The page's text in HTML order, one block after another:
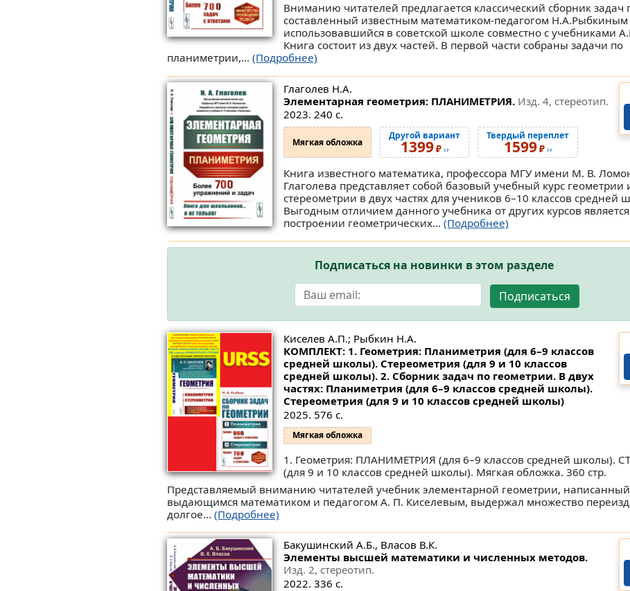
Вниманию читателей предлагается классический сборник задач
составленный известным математиком-педагогом
использовавшийся в советской школе совместно с учебниками
Книга состоит из двух частей. В первой части собраны задачи по
планиметрии,... (Подробнее)
Глаголев Н.А.
Элементарная геометрия: ПЛАНИМЕТРИЯ. Изд. 4, стереотип.
2023. 240 с.
Мягкая обложка
Другой вариант
1399₽››
Твердый переплет
1599₽››
Книга известного математика, профессора МГУ имени М. В.
Глаголева представляет собой базовый учебный курс геометрии
стереометрии в двух частях для учеников 6–10 классов средней
Выгодным отличием данного учебника от других курсов
построении геометрических... (Подробнее)
Подписаться на новинки в этом разделе
Подписаться
Киселев А.П.; Рыбкин Н.А.
КОМПЛЕКТ: 1. Геометрия: Планиметрия (для 6–9 классов
средней школы). Стереометрия (для 9 и 10 классов
средней школы). 2. Сборник задач по геометрии. В двух
частях: Планиметрия (для 6–9 классов средней школы).
Стереометрия (для 9 и 10 классов средней школы)
2025. 576 с.
Мягкая обложка
1. Геометрия: ПЛАНИМЕТРИЯ (для 6–9 классов средней школы).
(для 9 и 10 классов средней школы). Мягкая обложка. 360 стр.
Представляемый вниманию читателей учебник элементарной геометрии, написанный
выдающимся математиком и педагогом А. П. Киселевым, выдержал множество
долгое... (Подробнее)
Бакушинский А.Б., Власов В.К.
Элементы высшей математики и численных методов.
Изд. 2, стереотип.
2022. 336 с.